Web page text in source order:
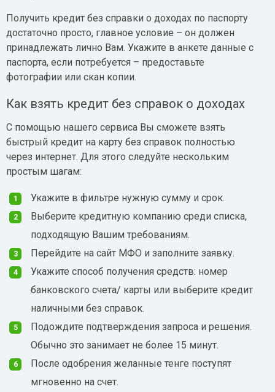
Получить кредит без справки о доходах по паспорту
достаточно просто, главное условие – он должен
принадлежать лично Вам. Укажите в анкете данные с
паспорта, если потребуется – предоставьте
фотографии или скан копии.
Как взять кредит без справок о доходах
С помощью нашего сервиса Вы сможете взять
быстрый кредит на карту без справок полностью
через интернет. Для этого следуйте нескольким
простым шагам:
Укажите в фильтре нужную сумму и срок.
Выберите кредитную компанию среди списка,
подходящую Вашим требованиям.
Перейдите на сайт МФО и заполните заявку.
Укажите способ получения средств: номер
банковского счета/ карты или выберите кредит
наличными без справок.
Подождите подтверждения запроса и решения.
Обычно это занимает не более 15 минут.
После одобрения желанные тенге поступят
мгновенно на счет.